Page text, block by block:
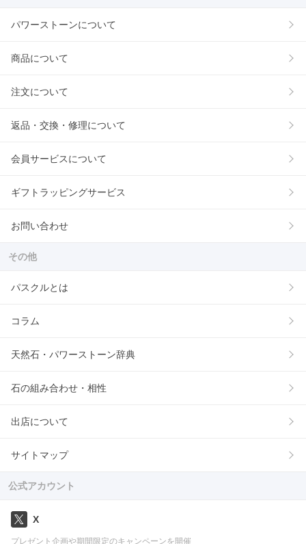
パワーストーンについて
商品について
注文について
返品・交換・修理について
会員サービスについて
ギフトラッピングサービス
お問い合わせ
その他
パスクルとは
コラム
天然石・パワーストーン辞典
石の組み合わせ・相性
出店について
サイトマップ
公式アカウント
X
プレゼント企画や期間限定のキャンペーンを開催